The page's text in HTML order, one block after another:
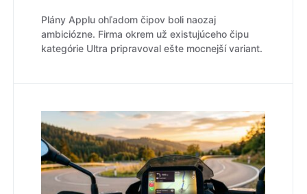
Plány Applu ohľadom čipov boli naozaj
ambiciózne. Firma okrem už existujúceho čipu
kategórie Ultra pripravoval ešte mocnejší variant.